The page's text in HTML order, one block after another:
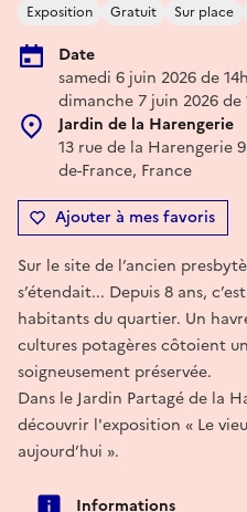
Exposition Gratuit Sur place
Date
samedi 6 juin 2026 de
dimanche 7 juin 2026 de
Jardin de la Harengerie
13 rue de la Harengerie
de-France, France
Ajouter à mes favoris
Sur le site de l’ancien
s’étendait... Depuis 8 ans,
habitants du quartier. Un
cultures potagères côtoient
soigneusement préservée.
Dans le Jardin Partagé de la
découvrir l'exposition « Le
aujourd’hui ».
Informations